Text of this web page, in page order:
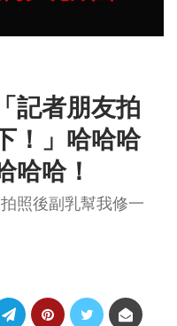
記者朋友拍
！」哈哈哈
哈哈！
照後副乳幫我修一